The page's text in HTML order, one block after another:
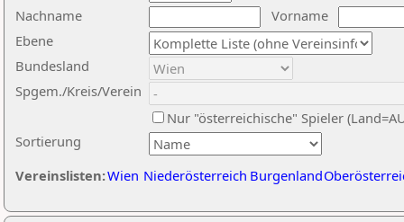
Nachname
Vorname
Ebene
Sortierung
Bundesland
Spgem./Kreis/Verein
Nur "österreichische" Spieler
Vereinslisten:Wien Niederösterreich Burgenland